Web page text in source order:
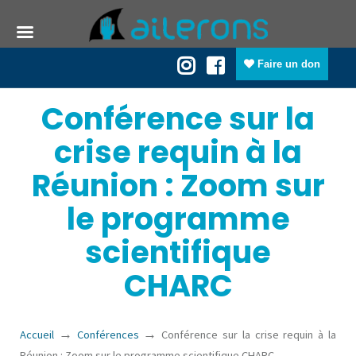
Faire un don
Conférence sur la
crise requin à la
Réunion : Zoom sur
le programme
scientifique
CHARC
Accueil → Conférences →Conférence sur la crise requin à la